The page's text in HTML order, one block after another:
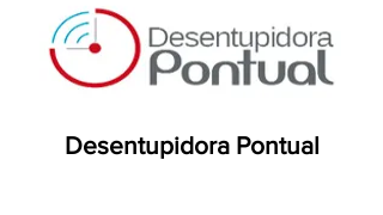
Desentupidora Pontual